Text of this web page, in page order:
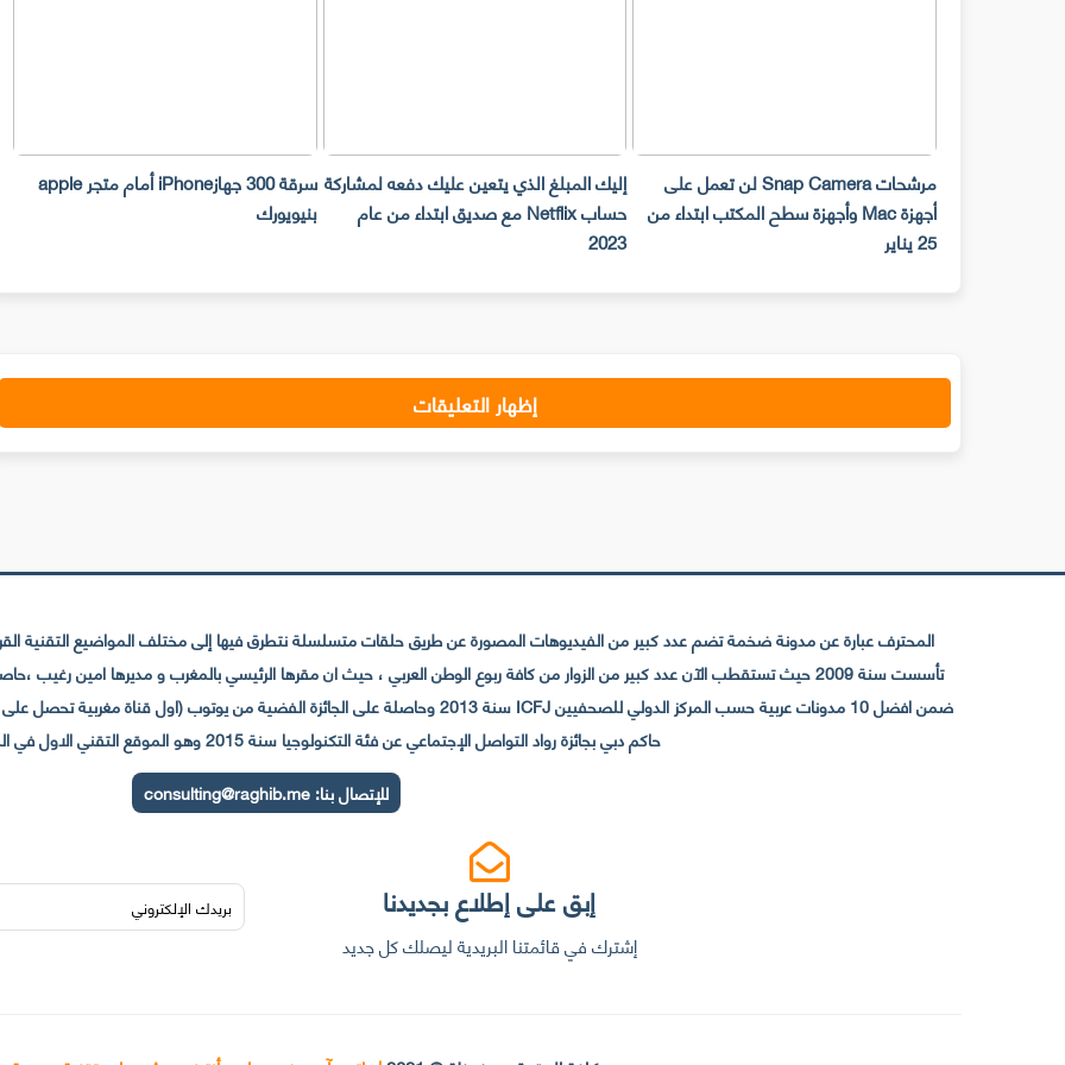
مرشحات Snap Camera لن تعمل على
أجهزة Mac وأجهزة سطح المكتب ابتداء من
25 يناير
إليك المبلغ الذي يتعين عليك دفعه لمشاركة
حساب Netflix مع صديق ابتداء من عام
2023
سرقة 300 جهازiPhone أمام متجر apple
بنيويورك
إظهار التعليقات
المحترف عبارة عن مدونة ضخمة تضم عدد كبير من الفيديوهات المصورة عن طريق حلقات متسلسلة نتطرق فيها إلى مختلف المواضيع التقنية
حاكم دبي بجائزة رواد التواصل الإجتماعي عن فئة التكنولوجيا سنة 2015 وهو الموقع التقني الاول في المغرب والعالم العربي
للإتصال بنا:consulting@raghib.me
إبق على إطلاع بجديدنا
إشترك في قائمتنا البريدية ليصلك كل جديد